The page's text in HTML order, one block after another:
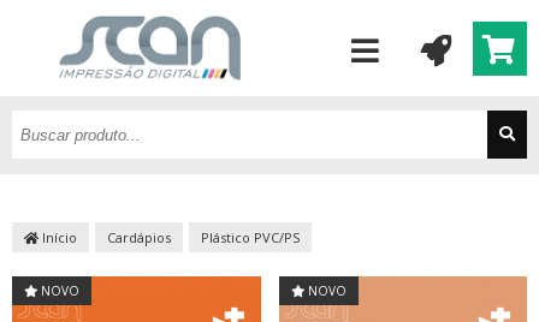
Início Cardápios Plástico PVC/PS
NOVO NOVO